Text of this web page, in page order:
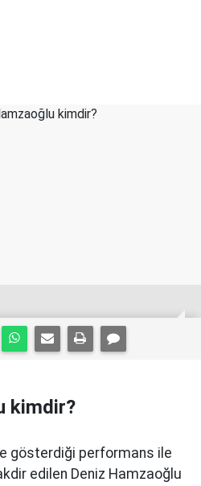
kimdir?
gösterdiği performans ile
edilen Deniz Hamzaoğlu